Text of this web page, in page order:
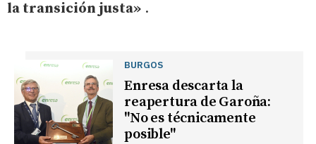
la transición justa» .
BURGOS
Enresa descarta la
reapertura de Garoña:
"No es técnicamente
posible"